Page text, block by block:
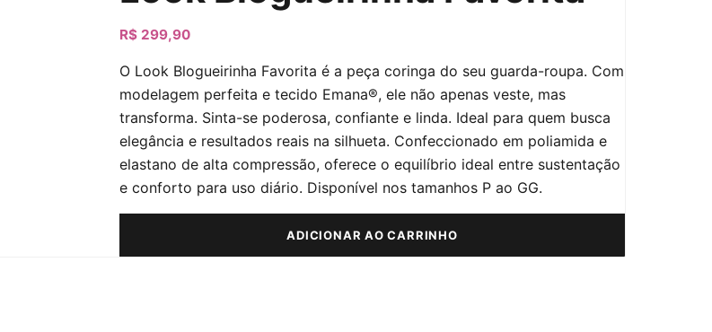
R$ 299,90
O Look Blogueirinha Favorita é a peça coringa do seu guarda-roupa. Com
modelagem perfeita e tecido Emana®, ele não apenas veste, mas
transforma. Sinta-se poderosa, confiante e linda. Ideal para quem busca
elegância e resultados reais na silhueta. Confeccionado em poliamida e
elastano de alta compressão, oferece o equilíbrio ideal entre sustentação
e conforto para uso diário. Disponível nos tamanhos P ao GG.
ADICIONAR AO CARRINHO